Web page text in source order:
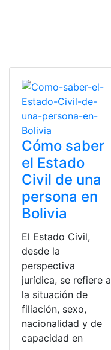
Cómo saber
el Estado
Civil de una
persona en
Bolivia
El Estado Civil,
desde la
perspectiva
jurídica, se refiere a
la situación de
filiación, sexo,
nacionalidad y de
capacidad en